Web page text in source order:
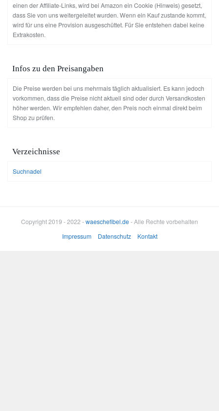
einen der Affiliate-Links, wird bei Amazon ein Cookie (Hinweis) gesetzt,
dass Sie von uns weitergeleitet wurden. Wenn ein Kauf zustande kommt,
wird für uns eine Provision ausgeschüttet. Für Sie entstehen dabei keine
Extrakosten.
Infos zu den Preisangaben
Die Preise werden bei uns mehrmals täglich aktualisiert. Es kann jedoch
vorkommen, dass die Preise nicht aktuell sind oder durch Versandkosten
höher werden. Wir empfehlen daher, den Preis noch einmal direkt beim
Shop zu prüfen.
Verzeichnisse
Suchnadel
Copyright 2019 - 2022 -waeschefibel.de- Alle Rechte vorbehalten
Impressum
Datenschutz Kontakt